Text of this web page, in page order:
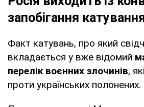
запобігання
Факт катувань, про який
вкладається у вже відомий
перелік воєнних злочинів,
проти українських полонених.